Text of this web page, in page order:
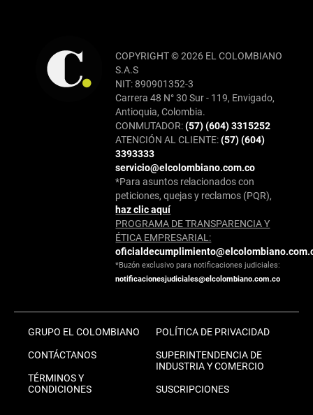
COPYRIGHT © 2026 EL COLOMBIANO
S.A.S
NIT: 890901352-3
Carrera 48 N° 30 Sur - 119, Envigado,
Antioquia, Colombia.
CONMUTADOR:(57) (604) 3315252
ATENCIÓN AL CLIENTE:(57) (604)
3393333
servicio@elcolombiano.com.co
*Para asuntos relacionados con
peticiones, quejas y reclamos (PQR),
haz clic aquí
PROGRAMA DE TRANSPARENCIA Y
ÉTICA EMPRESARIAL:
*Buzón exclusivo para notificaciones judiciales:
notificacionesjudiciales@elcolombiano.com.co
GRUPO EL COLOMBIANO
CONTÁCTANOS
TÉRMINOS Y
CONDICIONES
POLÍTICA DE PRIVACIDAD
SUPERINTENDENCIA DE
INDUSTRIA Y COMERCIO
SUSCRIPCIONES